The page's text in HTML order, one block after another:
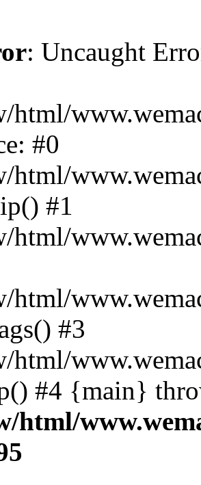
: Uncaught
html/
#0
html/
#1
html/
html/
#3
html/
#4 {main}
html/